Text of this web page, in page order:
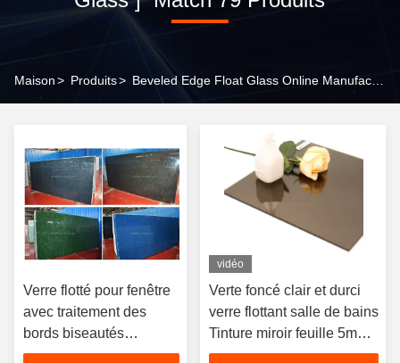
Maison> Produits>
Verre flotté pour fenêtre
avec traitement des
bords biseautés
Résistance chimique
vidéo
Verte foncé clair et durci
verre flottant salle de bains
Tinture miroir feuille 5mm
12mm